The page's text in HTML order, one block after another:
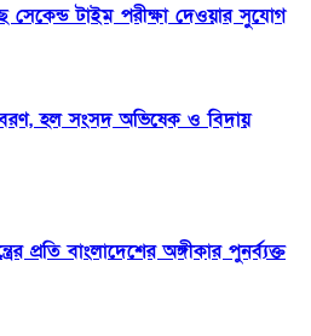
সেকেন্ড টাইম পরীক্ষা দেওয়ার সুযোগ
হল সংসদ অভিষেক ও বিদায়
প্রতি বাংলাদেশের অঙ্গীকার পুনর্ব্যক্ত